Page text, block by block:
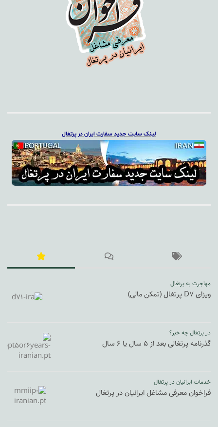
لینک سایت جدید سفارت ایران در پرتغال
مهاجرت به پرتغال
ویزای D7 پرتغال (تمکن مالی)
در پرتغال چه خبر؟
گذرنامه پرتغالی بعد از ۵ سال یا ۶ سال
خدمات ایرانیان در پرتغال
فراخوان معرفی مشاغل ایرانیان در پرتغال